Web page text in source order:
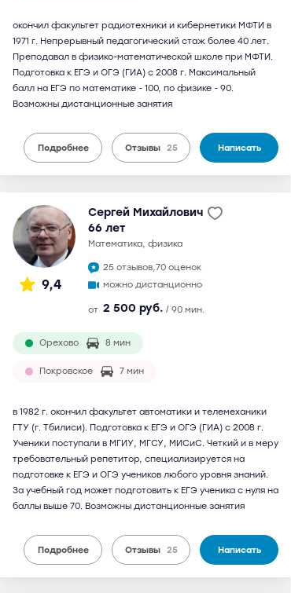
окончил факультет радиотехники и кибернетики МФТИ в
1971 г. Непрерывный педагогический стаж более 40 лет.
Преподавал в физико-математической школе при МФТИ.
Подготовка к ЕГЭ и ОГЭ (ГИА) с 2008 г. Максимальный
балл на ЕГЭ по математике - 100, по физике - 90.
Возможны дистанционные занятия
Подробнее Отзывы 25 Написать
9,4
Сергей Михайлович
66 лет
математика, физика
25 отзывов,70 оценок
можно дистанционно
от 2 500 руб. / 90 мин.
Орехово 8 мин
Покровское 7 мин
в 1982 г. окончил факультет автоматики и телемеханики
ГТУ (г. Тбилиси). Подготовка к ЕГЭ и ОГЭ (ГИА) с 2008 г.
Ученики поступали в МГИУ, МГСУ, МИСиС. Четкий и в меру
требовательный репетитор, специализируется на
подготовке к ЕГЭ и ОГЭ учеников любого уровня знаний.
За учебный год может подготовить к ЕГЭ ученика с нуля на
баллы выше 70. Возможны дистанционные занятия
Подробнее Отзывы 25 Написать